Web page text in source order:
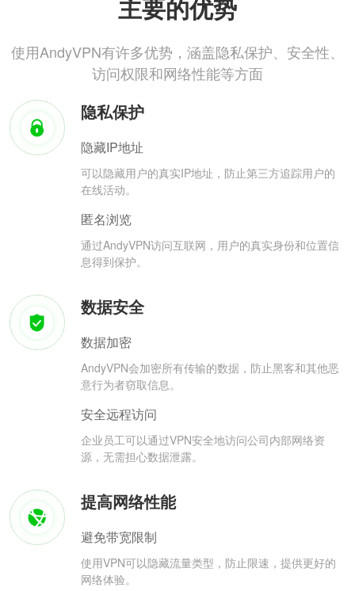
主要的优势
使用AndyVPN有许多优势，涵盖隐私保护、安全性、
访问权限和网络性能等方面
隐私保护
隐藏IP地址
可以隐藏用户的真实IP地址，防止第三方追踪用户的
在线活动。
匿名浏览
通过AndyVPN访问互联网，用户的真实身份和位置信
息得到保护。
数据安全
数据加密
AndyVPN会加密所有传输的数据，防止黑客和其他恶
意行为者窃取信息。
安全远程访问
企业员工可以通过VPN安全地访问公司内部网络资
源，无需担心数据泄露。
提高网络性能
避免带宽限制
使用VPN可以隐藏流量类型，防止限速，提供更好的
网络体验。